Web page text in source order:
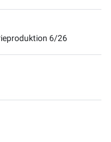
6/26